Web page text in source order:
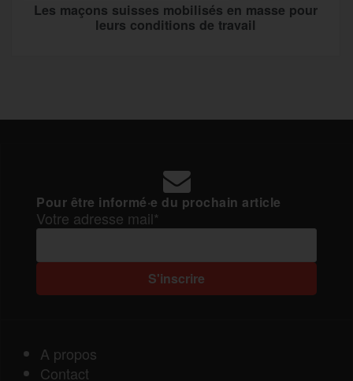
Les maçons suisses mobilisés en masse pour
leurs conditions de travail
Pour être informé·e du prochain article
Votre adresse mail*
A propos
Contact